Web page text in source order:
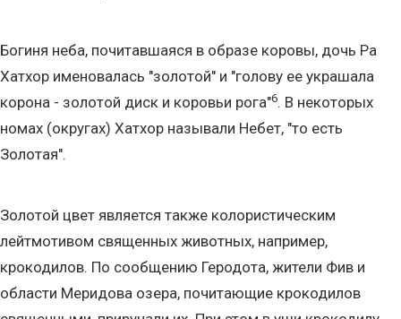
Богиня неба, почитавшаяся в образе коровы, дочь Ра
Хатхор именовалась "золотой" и "голову ее украшала
корона - золотой диск и коровьи рога"6. В некоторых
номах (округах) Хатхор называли Небет, "то есть
Золотая".
Золотой цвет является также колористическим
лейтмотивом священных животных, например,
крокодилов. По сообщению Геродота, жители Фив и
области Меридова озера, почитающие крокодилов